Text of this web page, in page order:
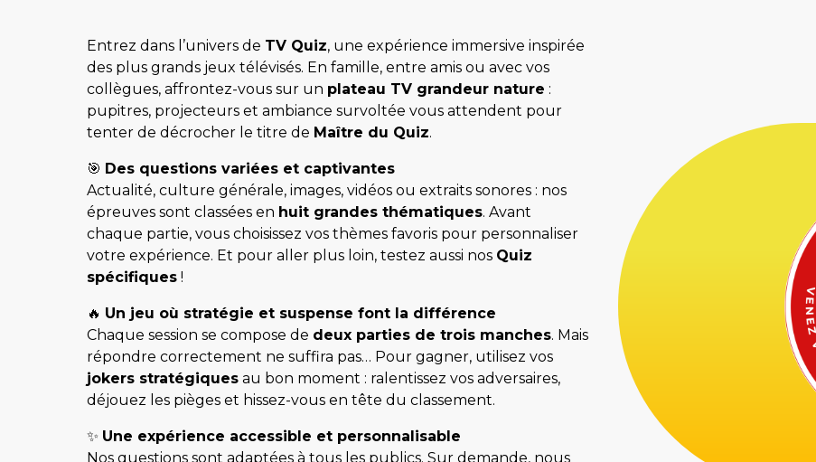
Entrez dans l’univers de TV Quiz, une expérience immersive inspirée
des plus grands jeux télévisés. En famille, entre amis ou avec vos
collègues, affrontez-vous sur un plateau TV grandeur nature :
pupitres, projecteurs et ambiance survoltée vous attendent pour
tenter de décrocher le titre de Maître du Quiz.
🎯 Des questions variées et captivantes
Actualité, culture générale, images, vidéos ou extraits sonores : nos
épreuves sont classées en huit grandes thématiques. Avant
chaque partie, vous choisissez vos thèmes favoris pour personnaliser
votre expérience. Et pour aller plus loin, testez aussi nos Quiz
spécifiques !
🔥 Un jeu où stratégie et suspense font la différence
Chaque session se compose de deux parties de trois manches. Mais
répondre correctement ne suffira pas… Pour gagner, utilisez vos
jokers stratégiques au bon moment : ralentissez vos adversaires,
déjouez les pièges et hissez-vous en tête du classement.
✨ Une expérience accessible et personnalisable
Nos questions sont adaptées à tous les publics. Sur demande, nous